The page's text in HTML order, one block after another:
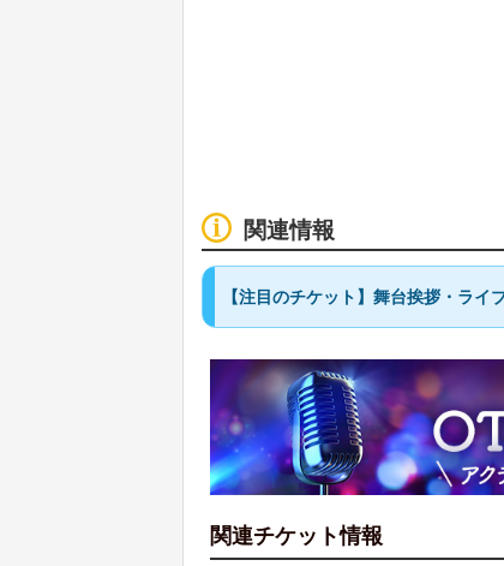
関連情報
【注目のチケット】舞台挨拶・ライ
関連チケット情報